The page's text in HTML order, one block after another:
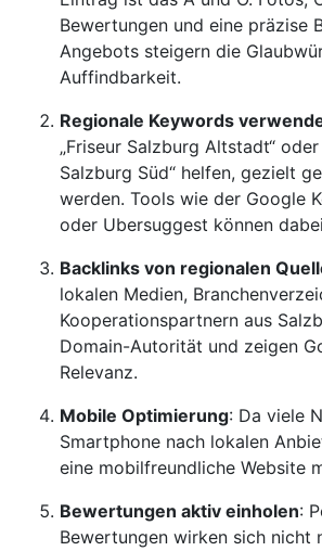
Bewertungen und eine präzise
Angebots steigern die
Auffindbarkeit.
Regionale Keywords
„Friseur Salzburg Altstadt“
Salzburg Süd“ helfen, gezielt
werden. Tools wie der Google
oder Ubersuggest können
Backlinks von regionalen
lokalen Medien,
Kooperationspartnern aus
Domain-Autorität und zeigen
Relevanz.
Mobile Optimierung: Da viele
Smartphone nach lokalen
eine mobilfreundliche Website
Bewertungen aktiv einholen:
Bewertungen wirken sich nicht